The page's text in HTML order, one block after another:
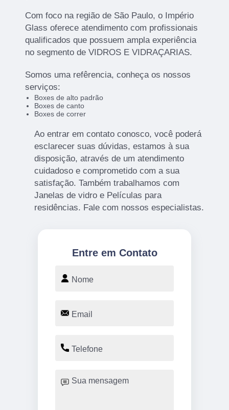
Com foco na região de São Paulo, o Império
Glass oferece atendimento com profissionais
qualificados que possuem ampla experiência
no segmento de VIDROS E VIDRAÇARIAS.
Somos uma refêrencia, conheça os nossos
serviços:
Boxes de alto padrão
Boxes de canto
Boxes de correr
Ao entrar em contato conosco, você poderá
esclarecer suas dúvidas, estamos à sua
disposição, através de um atendimento
cuidadoso e comprometido com a sua
satisfação. Também trabalhamos com
Janelas de vidro e Películas para
residências. Fale com nossos especialistas.
Entre em Contato